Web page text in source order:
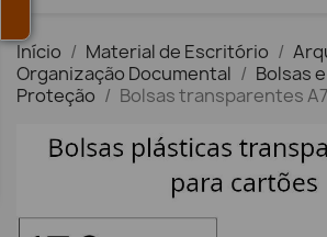
Início Material de Escritório
Organização Documental
Bolsas
Proteção
Bolsas transparentes